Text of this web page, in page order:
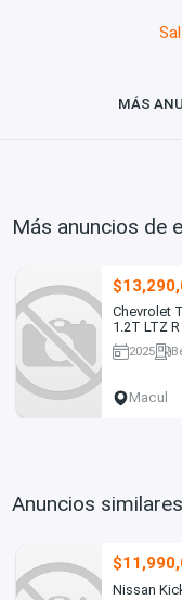
MÁS
Más anuncios de
Chevrolet
1.2T LTZ
2025
2025
Macul
Anuncios
Nissan